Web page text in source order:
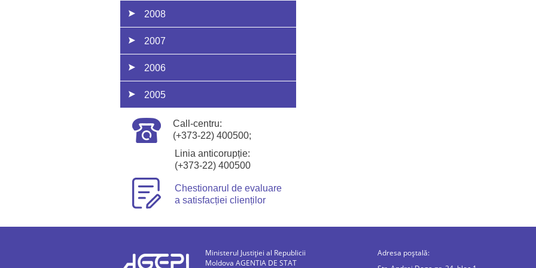
2008
2007
2006
2005
Call-centru:
(+373-22) 400500;
Linia anticorupție:
(+373-22) 400500
Chestionarul de evaluare
a satisfacției clienților
Ministerul Justiției al Republicii
Moldova AGENTIA DE STAT
Adresa poștală: